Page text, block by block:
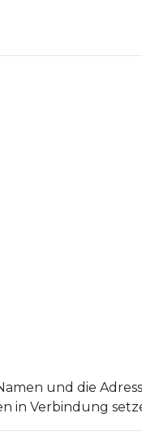
und die
in Verbindung